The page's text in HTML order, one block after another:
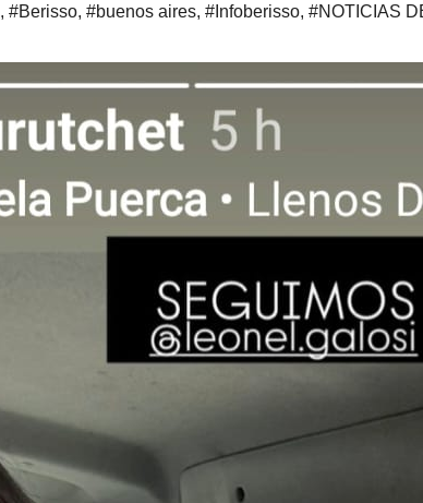
, #Berisso, #buenos aires, #Infoberisso, #NOTICIAS